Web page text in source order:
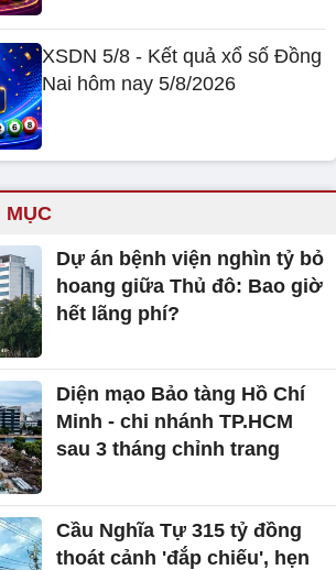
XSDN 5/8 - Kết quả xổ số Đồng
Nai hôm nay 5/8/2026
MỤC
Dự án bệnh viện nghìn tỷ bỏ
hoang giữa Thủ đô: Bao giờ
hết lãng phí?
Diện mạo Bảo tàng Hồ Chí
Minh - chi nhánh TP.HCM
sau 3 tháng chỉnh trang
Cầu Nghĩa Tự 315 tỷ đồng
thoát cảnh 'đắp chiếu', hẹn